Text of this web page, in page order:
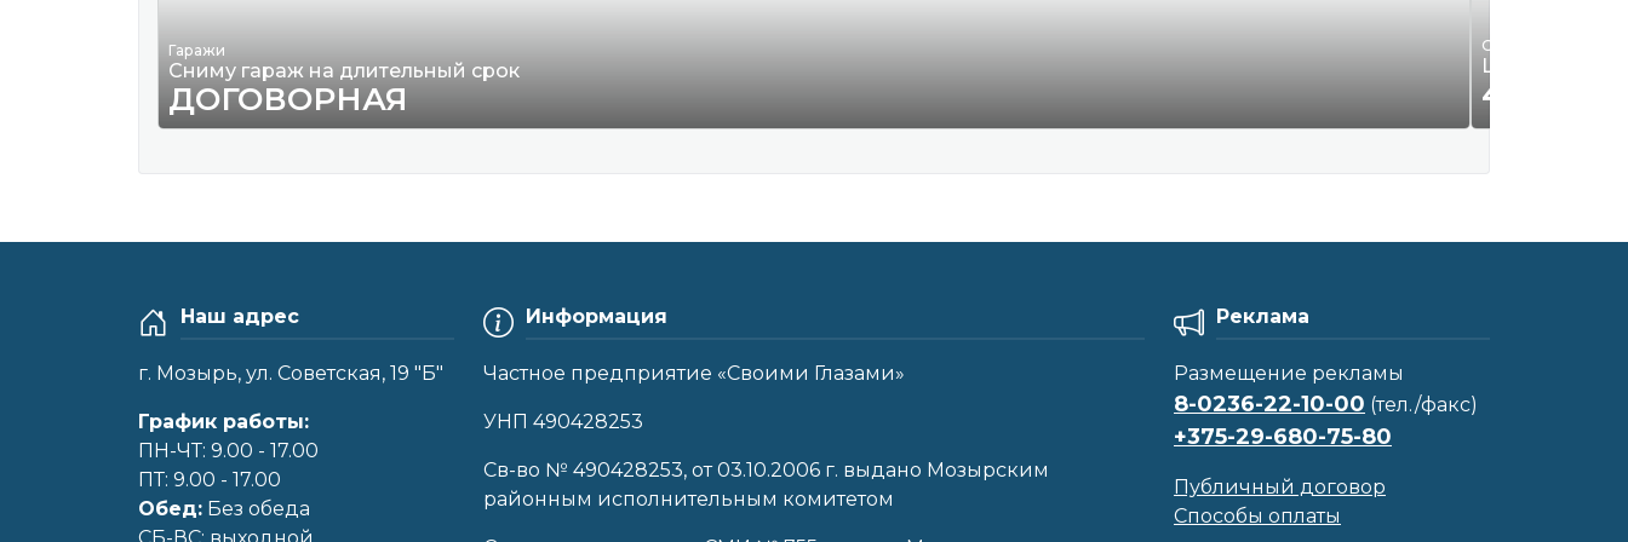
Гаражи
Сниму гараж на длительный срок
ДОГОВОРНАЯ
Одежда и обувь
Шляпа новая
49
Наш адрес
г. Мозырь, ул. Советская, 19 "Б"
График работы:
ПН-ЧТ: 9.00 - 17.00
ПТ: 9.00 - 17.00
Обед: Без обеда
Информация
Частное предприятие «Своими Глазами»
УНП 490428253
Cв-во № 490428253, от 03.10.2006 г. выдано Мозырским
районным исполнительным комитетом
Реклама
Размещение рекламы
8-0236-22-10-00 (тел./факс)
+375-29-680-75-80
Публичный договор
Способы оплаты